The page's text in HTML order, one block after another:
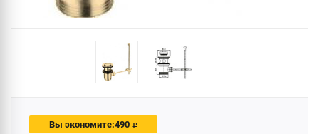
Вы экономите:490 c